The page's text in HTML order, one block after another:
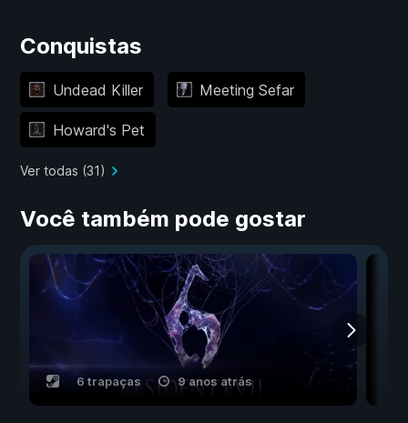
Conquistas
Undead Killer Meeting Sefar
Howard's Pet
Ver todas (31)
Você também pode gostar
6 trapaças 9 anos atrás